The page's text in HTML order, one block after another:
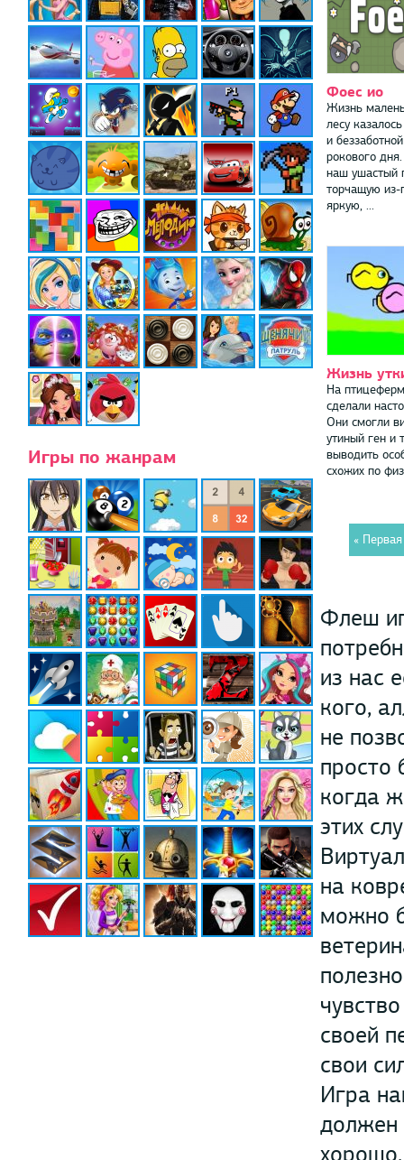
Игры по жанрам
Фоес ио
Жизнь
лесу
и
рокового
наш ушастый
торчащую из-
яркую, ...
Жизнь
На
сделали
Они смогли
утиный ген и
выводить
схожих по
« Первая
Флеш
из нас
кого,
не
просто
когда
этих
на
можно
своей
свои
Игра
должен
хорошо.